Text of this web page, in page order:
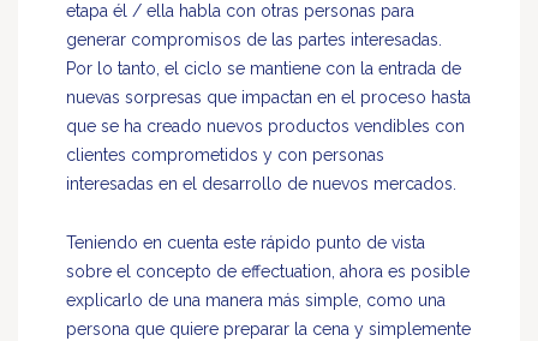
etapa él / ella habla con otras personas para
generar compromisos de las partes interesadas.
Por lo tanto, el ciclo se mantiene con la entrada de
nuevas sorpresas que impactan en el proceso hasta
que se ha creado nuevos productos vendibles con
clientes comprometidos y con personas
interesadas en el desarrollo de nuevos mercados.
Teniendo en cuenta este rápido punto de vista
sobre el concepto de effectuation, ahora es posible
explicarlo de una manera más simple, como una
persona que quiere preparar la cena y simplemente